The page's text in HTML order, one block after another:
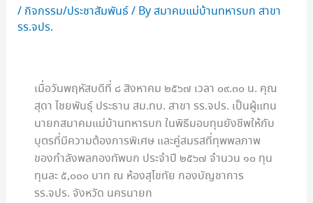
/ กิจกรรม/ประชาสัมพันธ์/ Byสมาคมแม่บ้านทหารบก สาขา
รร.จปร.
เมื่อวันพฤหัสบดีที่ ๘ สิงหาคม ๒๕๖๗ เวลา ๐๙.๓๐ น. คุณ
สุดา ไชยพันธุ์ ประธาน สม.ทบ. สาขา รร.จปร. เป็นผู้แทน
นายกสมาคมแม่บ้านทหารบก ในพิธีมอบทุนยังชีพให้กับ
บุตรที่มีความต้องการพิเศษ และคู่สมรสที่ทุพพลภาพ
ของกำลังพลกองทัพบก ประจำปี ๒๕๖๗ จำนวน ๑๐ ทุน
ทุนละ ๕,๐๐๐ บาท ณ ห้องสุโขทัย กองบัญชาการ
รร.จปร. จังหวัด นครนายก